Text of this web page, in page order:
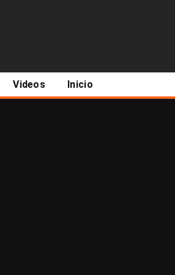
Videos Inicio